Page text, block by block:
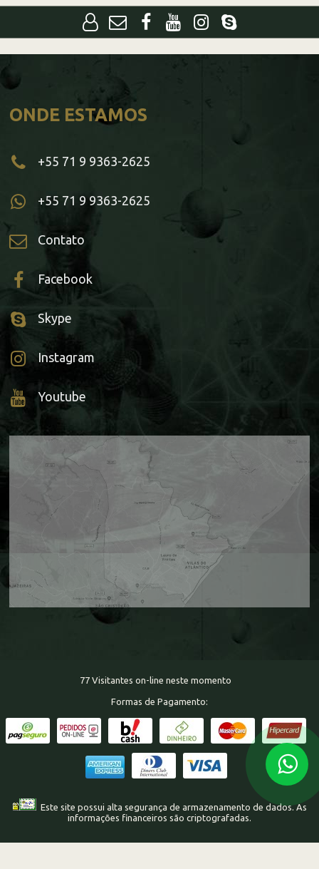
ONDE ESTAMOS
+55 71 9 9363-2625
+55 71 9 9363-2625
Contato
Facebook
Skype
Instagram
Youtube
77 Visitantes on-line neste momento
Formas de Pagamento:
Este site possui alta segurança de armazenamento de dados. As
informações financeiros são criptografadas.